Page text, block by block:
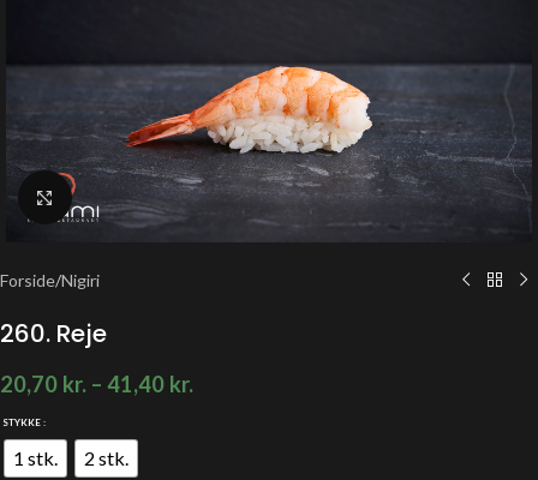
Klik for at forstørre
Forside/Nigiri
260. Reje
20,70 kr. – 41,40 kr.
STYKKE
1 stk. 2 stk.